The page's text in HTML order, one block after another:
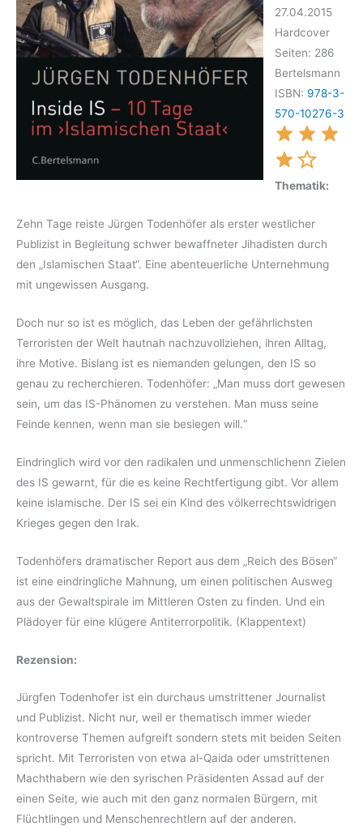
27.04.2015
Hardcover
Seiten: 286
Bertelsmann
ISBN: 978-3-
570-10276-3
Thematik:
Zehn Tage reiste Jürgen Todenhöfer als erster westlicher
Publizist in Begleitung schwer bewaffneter Jihadisten durch
den „Islamischen Staat“. Eine abenteuerliche Unternehmung
mit ungewissen Ausgang.
Doch nur so ist es möglich, das Leben der gefährlichsten
Terroristen der Welt hautnah nachzuvollziehen, ihren Alltag,
ihre Motive. Bislang ist es niemanden gelungen, den IS so
genau zu recherchieren. Todenhöfer: „Man muss dort gewesen
sein, um das IS-Phänomen zu verstehen. Man muss seine
Feinde kennen, wenn man sie besiegen will.“
Eindringlich wird vor den radikalen und unmenschlichenn Zielen
des IS gewarnt, für die es keine Rechtfertigung gibt. Vor allem
keine islamische. Der IS sei ein Kind des völkerrechtswidrigen
Krieges gegen den Irak.
Todenhöfers dramatischer Report aus dem „Reich des Bösen“
ist eine eindringliche Mahnung, um einen politischen Ausweg
aus der Gewaltspirale im Mittleren Osten zu finden. Und ein
Plädoyer für eine klügere Antiterrorpolitik. (Klappentext)
Rezension:
Jürgfen Todenhofer ist ein durchaus umstrittener Journalist
und Publizist. Nicht nur, weil er thematisch immer wieder
kontroverse Themen aufgreift sondern stets mit beiden Seiten
spricht. Mit Terroristen von etwa al-Qaida oder umstrittenen
Machthabern wie den syrischen Präsidenten Assad auf der
einen Seite, wie auch mit den ganz normalen Bürgern, mit
Flüchtlingen und Menschenrechtlern auf der anderen.